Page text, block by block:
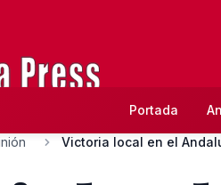
Portada
Victoria local en el